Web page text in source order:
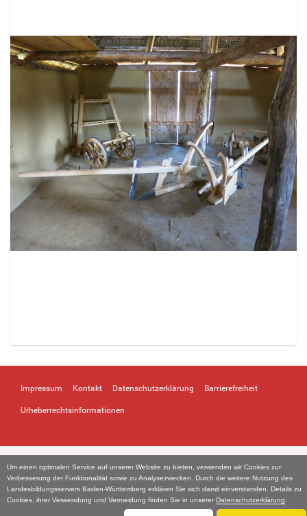
Um einen optimalen Service auf unserer Website zu bieten, verwenden wir Cookies zur
Verbesserung der Funktionalität sowie zu Analysezwecken. Durch die weitere Nutzung des
Landesbildungsservers Baden-Württemberg erklären Sie sich damit einverstanden. Details zu
Cookies, ihrer Verwendung und Vermeidung finden Sie in unserer Datenschutzerklärung
e
g
e
l
i
n
v
Impressum Kontakt Datenschutzerklärung Barrierefreiheit
Urheberrechtsinformationen